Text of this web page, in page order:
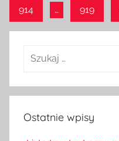
wpisów
wpisy
914 … 919
Szukaj:
Ostatnie wpisy